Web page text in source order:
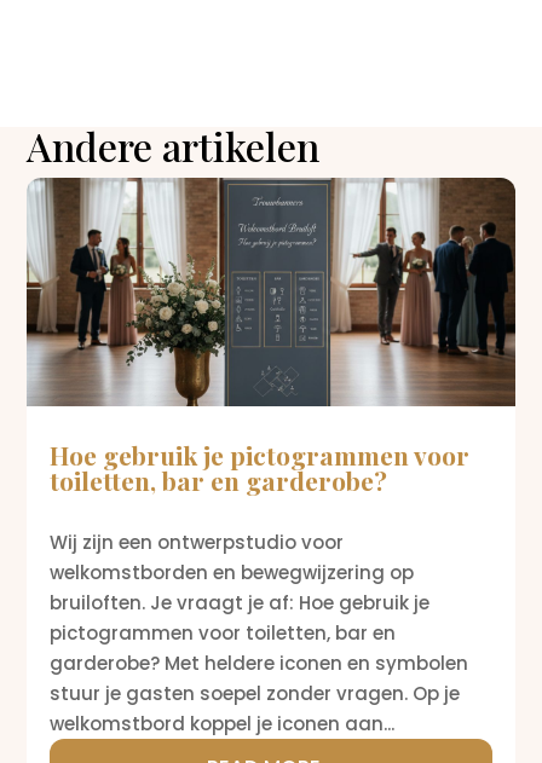
Andere artikelen
Hoe gebruik je pictogrammen voor
toiletten, bar en garderobe?
Wij zijn een ontwerpstudio voor
welkomstborden en bewegwijzering op
bruiloften. Je vraagt je af: Hoe gebruik je
pictogrammen voor toiletten, bar en
garderobe? Met heldere iconen en symbolen
stuur je gasten soepel zonder vragen. Op je
welkomstbord koppel je iconen aan...